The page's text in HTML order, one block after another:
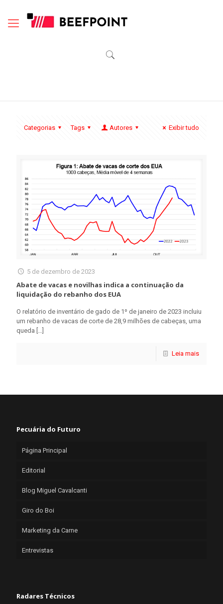
Categorias Tags Autores Exibir tudo
5 de dezembro de 2023
Abate de vacas e novilhas indica a continuação da
liquidação do rebanho dos EUA
O relatório de inventário de gado de 1º de janeiro de 2023 incluiu
um rebanho de vacas de corte de 28,9 milhões de cabeças, uma
queda […]
Leia mais
Pecuária do Futuro
Página Principal
Editorial
Blog Miguel Cavalcanti
Giro do Boi
Marketing da Carne
Entrevistas
Radares Técnicos